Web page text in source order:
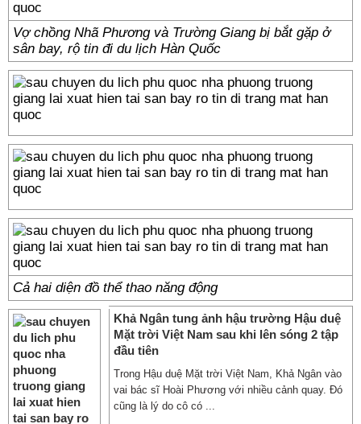
Vợ chồng Nhã Phương và Trường Giang bị bắt gặp ở
sân bay, rộ tin đi du lịch Hàn Quốc
Cả hai diện đồ thể thao năng động
Khả Ngân tung ảnh hậu trường Hậu duệ
Mặt trời Việt Nam sau khi lên sóng 2 tập
đầu tiên
Trong Hậu duệ Mặt trời Việt Nam, Khả Ngân vào
vai bác sĩ Hoài Phương với nhiều cảnh quay. Đó
cũng là lý do cô có ...